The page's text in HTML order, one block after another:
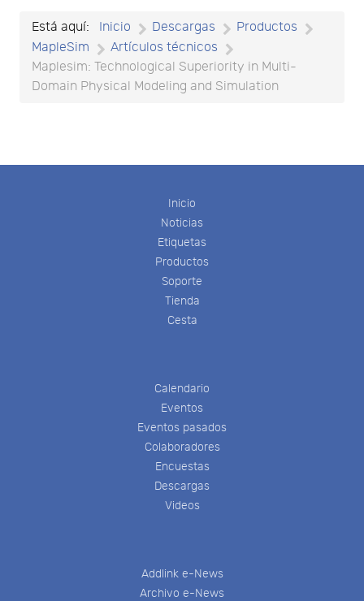
Está aquí: Inicio Descargas
Productos
MapleSim
Artículos técnicos
Maplesim: Technological Superiority in Multi-
Domain Physical Modeling and Simulation
Inicio
Noticias
Etiquetas
Productos
Soporte
Tienda
Cesta
Calendario
Eventos
Eventos pasados
Colaboradores
Encuestas
Descargas
Videos
Addlink e-News
Archivo e-News